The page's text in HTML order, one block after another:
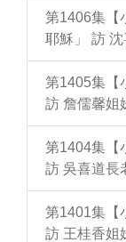
第1406集【
耶穌」 訪
第1405集【
訪 詹儒馨姐
第1404集【
訪 吳喜道長
第1401集【
訪 王桂香姐